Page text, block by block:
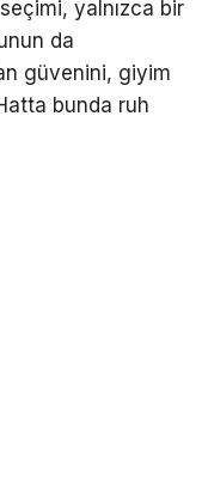
yalnızca bir
da
güvenini, giyim
bunda ruh